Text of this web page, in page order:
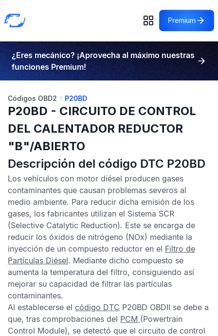
Premium
¿Eres mecánico? ¡Aprovecha al máximo nuestras
funciones Premium!
Códigos OBD2 P20BD
P20BD - CIRCUITO DE CONTROL
DEL CALENTADOR REDUCTOR
"B"/ABIERTO
Descripción del código DTC P20BD
Los vehículos con motor diésel producen gases
contaminantes que causan problemas severos al
medio ambiente. Para reducir dicha emisión de los
gases, los fabricantes utilizan el Sistema SCR
(Selective Catalytic Reduction). Este se encarga de
reducir los óxidos de nitrógeno (NOx) mediante la
inyección de un compuesto reductor en el Filtro de
Partículas Diésel. Mediante dicho compuesto se
aumenta la temperatura del filtro, consiguiendo así
mejorar su capacidad de filtrar las partículas
contaminantes.
Al establecerse el código DTC P20BD OBDII se debe a
que, tras comprobaciones del PCM (Powertrain
Control Module), se detectó que el circuito de control